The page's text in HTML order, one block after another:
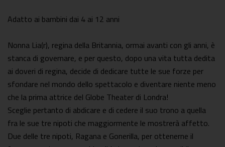
Adatto ai bambini dai 4 ai 12 anni
Nonna Lia(r), regina della Britannia, ormai avanti con gli anni, è
stanca di governare, e per questo, dopo una vita tutta dedita
ai doveri di regina, decide di dedicare tutte le sue forze per
sfondare nel mondo dello spettacolo e diventare niente meno
che la prima attrice del Globe Theater di Londra!
Sceglie pertanto di abdicare e di cedere il suo trono a quella
fra le sue tre nipoti che maggiormente le mostrerà affetto.
Due delle tre nipoti, Ragana e Gonerilla, per ottenerne il